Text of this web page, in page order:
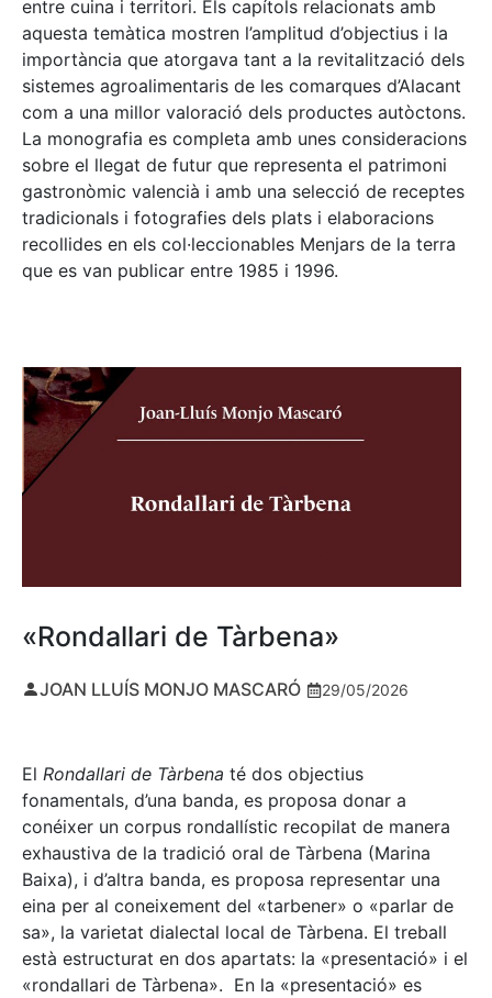
entre cuina i territori. Els capítols relacionats amb
aquesta temàtica mostren l’amplitud d’objectius i la
importància que atorgava tant a la revitalització dels
sistemes agroalimentaris de les comarques d’Alacant
com a una millor valoració dels productes autòctons.
La monografia es completa amb unes consideracions
sobre el llegat de futur que representa el patrimoni
gastronòmic valencià i amb una selecció de receptes
tradicionals i fotografies dels plats i elaboracions
recollides en els col·leccionables Menjars de la terra
que es van publicar entre 1985 i 1996.
«Rondallari de Tàrbena»
JOAN LLUÍS MONJO MASCARÓ 29/05/2026
El Rondallari de Tàrbena té dos objectius
fonamentals, d’una banda, es proposa donar a
conéixer un corpus rondallístic recopilat de manera
exhaustiva de la tradició oral de Tàrbena (Marina
Baixa), i d’altra banda, es proposa representar una
eina per al coneixement del «tarbener» o «parlar de
sa», la varietat dialectal local de Tàrbena. El treball
està estructurat en dos apartats: la «presentació» i el
«rondallari de Tàrbena». En la «presentació» es